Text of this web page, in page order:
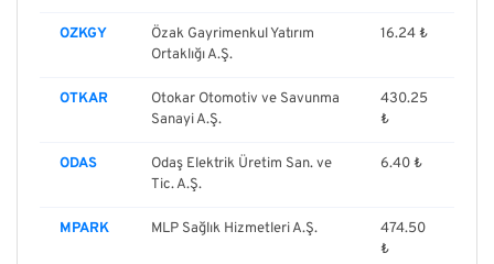
OZKGY
Özak Gayrimenkul Yatırım
Ortaklığı A.Ş.
16.24 ₺
OTKAR
Otokar Otomotiv ve Savunma
Sanayi A.Ş.
430.25
₺
ODAS
Odaş Elektrik Üretim San. ve
Tic. A.Ş.
6.40 ₺
MPARK MLP Sağlık Hizmetleri A.Ş.
474.50
₺